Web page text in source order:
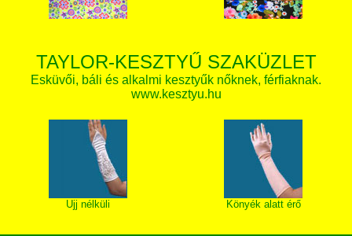
TAYLOR-KESZTYŰ SZAKÜZLET
Esküvői, báli és alkalmi kesztyűk nőknek, férfiaknak.
www.kesztyu.hu
Ujj nélküli Könyék alatt érő